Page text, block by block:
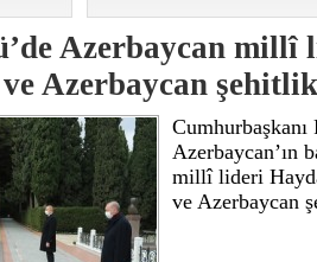
Azerbaycan
Azerbaycan
Azerbaycan’ın
millî lideri
ve Azerbaycan